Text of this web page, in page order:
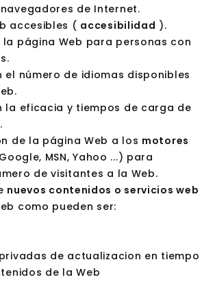
de Internet.
accesibles ( accesibilidad ).
página Web para personas con
el número de idiomas disponibles
la eficacia y tiempos de carga de
de la página Web a los motores
MSN, Yahoo ...) para
de visitantes a la Web.
nuevos contenidos o servicios web
como pueden ser:
de actualizacion en tiempo
de la Web